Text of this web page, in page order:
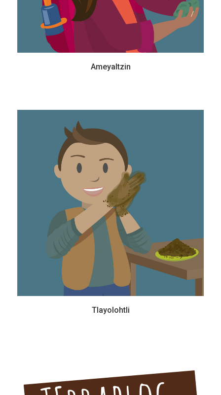
Ameyaltzin
Tlayolohtli
10 años - Primaria
Es un joven que ha soñado con hacer nuevos descubrimientos. Siempre se ha
preguntado cómo se mueve el interior de la Tierra, por lo que conocer más sobre
los sismos y volcanes es su pasión.